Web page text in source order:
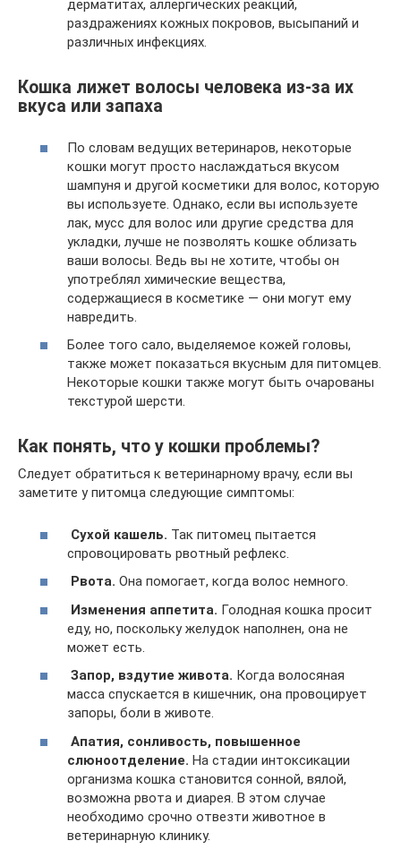
дерматитах, аллергических реакций,
раздражениях кожных покровов, высыпаний и
различных инфекциях.
Кошка лижет волосы человека из-за их
вкуса или запаха
По словам ведущих ветеринаров, некоторые
кошки могут просто наслаждаться вкусом
шампуня и другой косметики для волос, которую
вы используете. Однако, если вы используете
лак, мусс для волос или другие средства для
укладки, лучше не позволять кошке облизать
ваши волосы. Ведь вы не хотите, чтобы он
употреблял химические вещества,
содержащиеся в косметике — они могут ему
навредить.
Более того сало, выделяемое кожей головы,
также может показаться вкусным для питомцев.
Некоторые кошки также могут быть очарованы
текстурой шерсти.
Как понять, что у кошки проблемы?
Следует обратиться к ветеринарному врачу, если вы
заметите у питомца следующие симптомы:
Сухой кашель. Так питомец пытается
спровоцировать рвотный рефлекс.
Рвота. Она помогает, когда волос немного.
Изменения аппетита. Голодная кошка просит
еду, но, поскольку желудок наполнен, она не
может есть.
Запор, вздутие живота. Когда волосяная
масса спускается в кишечник, она провоцирует
запоры, боли в животе.
Апатия, сонливость, повышенное
слюноотделение. На стадии интоксикации
организма кошка становится сонной, вялой,
возможна рвота и диарея. В этом случае
необходимо срочно отвезти животное в
ветеринарную клинику.